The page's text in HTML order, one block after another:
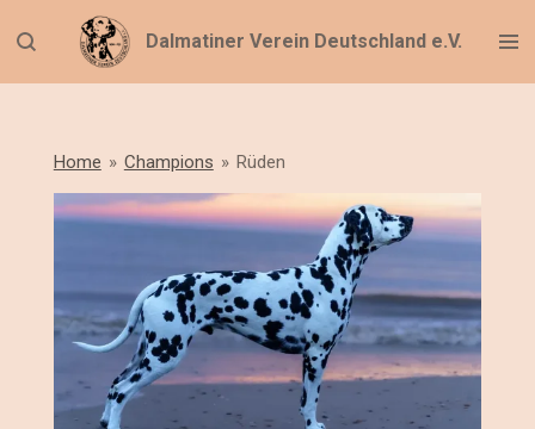
Hauptinhalt
Dalmatiner Verein Deutschland e.V.
Home » Champions » Rüden